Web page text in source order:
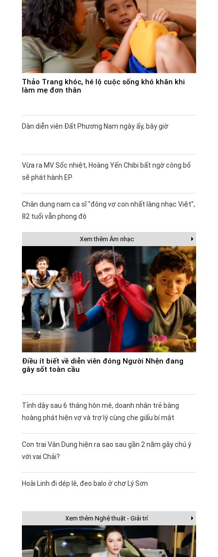
Thảo Trang khóc, hé lộ cuộc sống khó khăn khi
làm mẹ đơn thân
Dàn diễn viên Đất Phương Nam ngày ấy, bây giờ
Vừa ra MV Sốc nhiệt, Hoàng Yến Chibi bất ngờ công bố
sẽ phát hành EP
Chân dung nam ca sĩ "đông vợ con nhất làng nhạc Việt",
82 tuổi vẫn phong độ
Xem thêm Âm nhạc
Điều ít biết về diễn viên đóng Người Nhện đang
gây sốt toàn cầu
Tỉnh dậy sau 6 tháng hôn mê, doanh nhân trẻ bàng
hoàng phát hiện vợ và trợ lý cùng che giấu bí mật
Con trai Vân Dung hiện ra sao sau gần 2 năm gây chú ý
với vai Chải?
Hoài Linh đi dép lê, đeo balo ở chợ Lý Sơn
Xem thêm Nghệ thuật - Giải trí